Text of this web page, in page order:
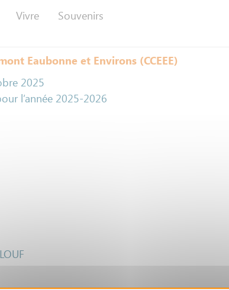
Vivre Souvenirs
Eaubonne et Environs (CCEEE)
2025
l’année 2025-2026